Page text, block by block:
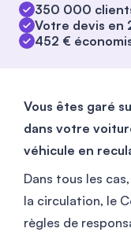
350 000
Votre devis en
452 €
Vous êtes garé
dans votre
véhicule en
Dans tous les
la circulation, le
règles de